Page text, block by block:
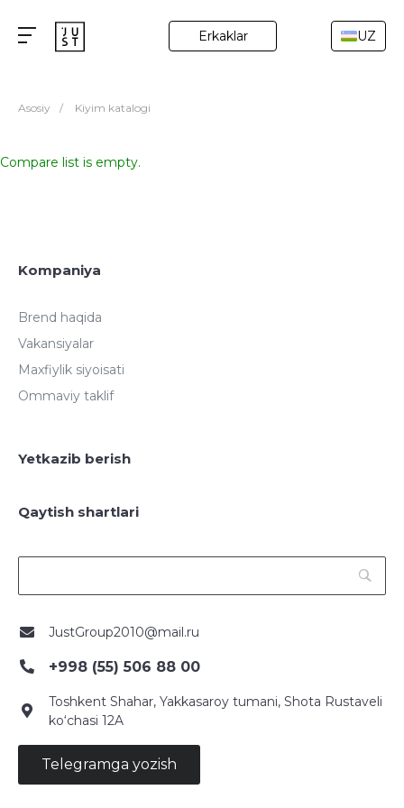
Erkaklar UZ
Asosiy / Kiyim katalogi
Compare list is empty.
Kompaniya
Brend haqida
Vakansiyalar
Maxfiylik siyoisati
Ommaviy taklif
Yetkazib berish
Qaytish shartlari
JustGroup2010@mail.ru
+998 (55) 506 88 00
Toshkent Shahar, Yakkasaroy tumani, Shota Rustaveli
ko‘chasi 12A
Telegramga yozish